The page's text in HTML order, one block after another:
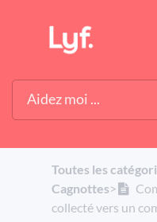
Toutes les
Cagnottes​>​
collecté vers un